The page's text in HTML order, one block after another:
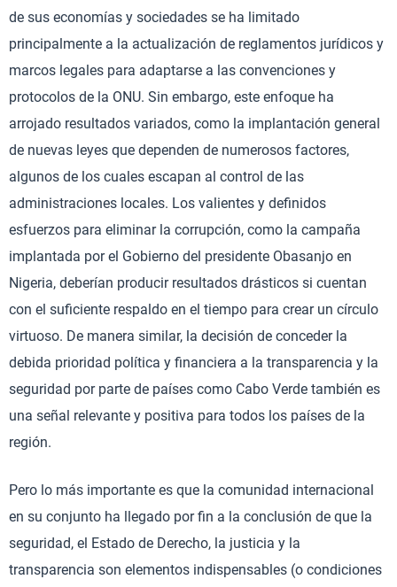
de sus economías y sociedades se ha limitado
principalmente a la actualización de reglamentos jurídicos y
marcos legales para adaptarse a las convenciones y
protocolos de la ONU. Sin embargo, este enfoque ha
arrojado resultados variados, como la implantación general
de nuevas leyes que dependen de numerosos factores,
algunos de los cuales escapan al control de las
administraciones locales. Los valientes y definidos
esfuerzos para eliminar la corrupción, como la campaña
implantada por el Gobierno del presidente Obasanjo en
Nigeria, deberían producir resultados drásticos si cuentan
con el suficiente respaldo en el tiempo para crear un círculo
virtuoso. De manera similar, la decisión de conceder la
debida prioridad política y financiera a la transparencia y la
seguridad por parte de países como Cabo Verde también es
una señal relevante y positiva para todos los países de la
región.
Pero lo más importante es que la comunidad internacional
en su conjunto ha llegado por fin a la conclusión de que la
seguridad, el Estado de Derecho, la justicia y la
transparencia son elementos indispensables (o condiciones